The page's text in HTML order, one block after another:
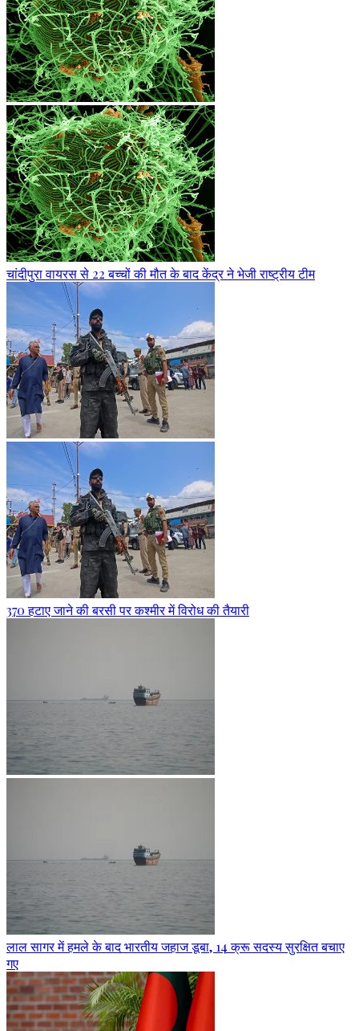
चांदीपुरा वायरस से 22 बच्चों की मौत के बाद केंद्र ने भेजी राष्ट्रीय टीम
370 हटाए जाने की बरसी पर कश्मीर में विरोध की तैयारी
लाल सागर में हमले के बाद भारतीय जहाज डूबा, 14 क्रू सदस्य सुरक्षित बचाए
गए